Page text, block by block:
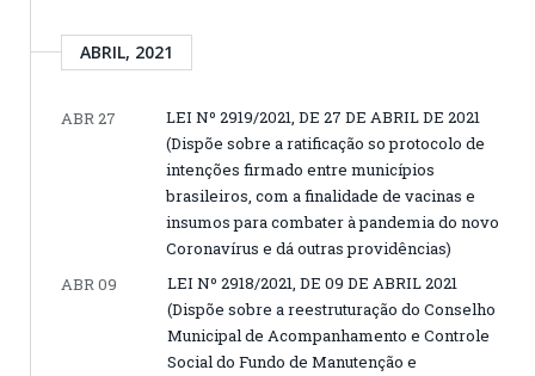
ABRIL, 2021
ABR 27
LEI Nº 2919/2021, DE 27 DE ABRIL DE 2021
(Dispõe sobre a ratificação so protocolo de
intenções firmado entre municípios
brasileiros, com a finalidade de vacinas e
insumos para combater à pandemia do novo
Coronavírus e dá outras providências)
ABR 09
LEI Nº 2918/2021, DE 09 DE ABRIL 2021
(Dispõe sobre a reestruturação do Conselho
Municipal de Acompanhamento e Controle
Social do Fundo de Manutenção e